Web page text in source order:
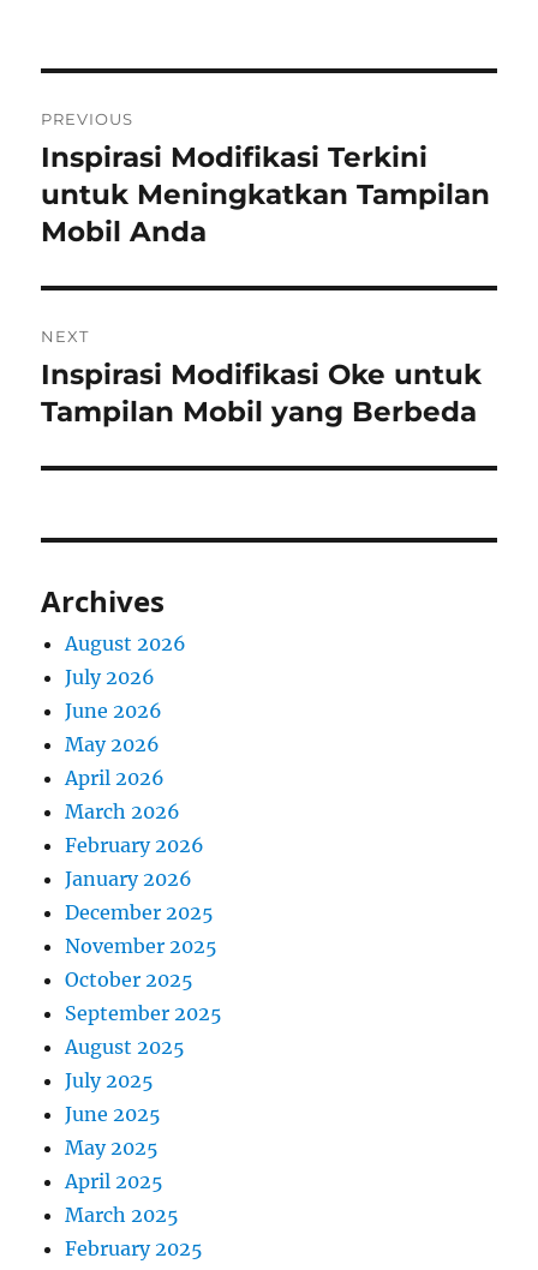
navigation
PREVIOUS
Previous
post:
Inspirasi Modifikasi Terkini
untuk Meningkatkan Tampilan
Mobil Anda
NEXT
Next
post:
Inspirasi Modifikasi Oke untuk
Tampilan Mobil yang Berbeda
Archives
August 2026
July 2026
June 2026
May 2026
April 2026
March 2026
February 2026
January 2026
December 2025
November 2025
October 2025
September 2025
August 2025
July 2025
June 2025
May 2025
April 2025
March 2025
February 2025